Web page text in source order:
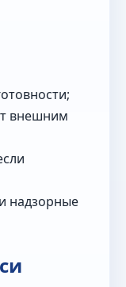
внешним
надзорные